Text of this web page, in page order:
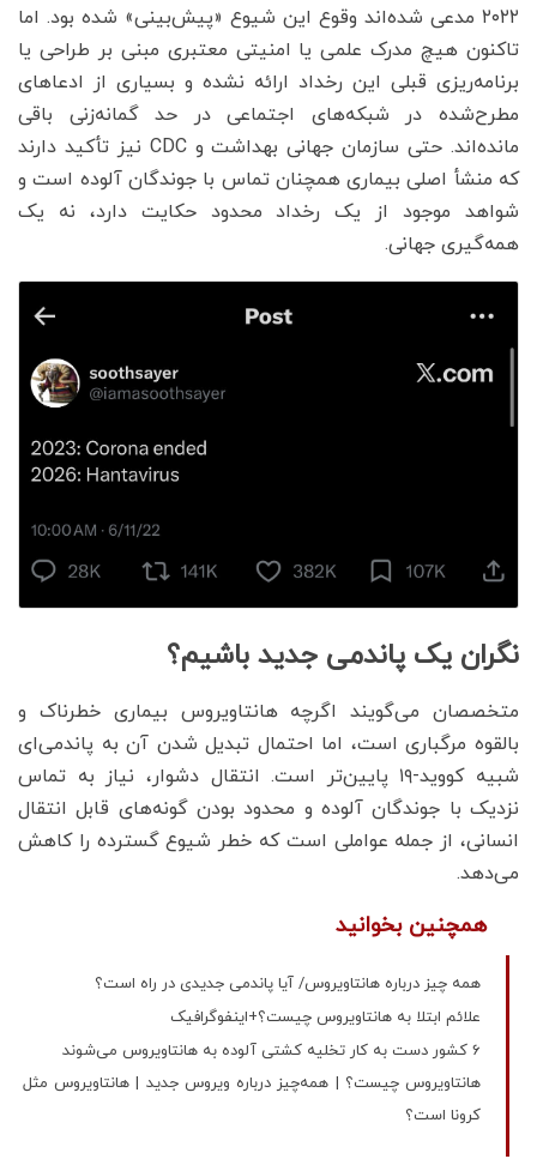
۲۰۲۲ مدعی شده‌اند وقوع این شیوع «پیش‌بینی» شده بود. اما
تاکنون هیچ مدرک علمی یا امنیتی معتبری مبنی بر طراحی یا
برنامه‌ریزی قبلی این رخداد ارائه نشده و بسیاری از ادعاهای
مطرح‌شده در شبکه‌های اجتماعی در حد گمانه‌زنی باقی
مانده‌اند. حتی سازمان جهانی بهداشت و CDC نیز تأکید دارند
که منشأ اصلی بیماری همچنان تماس با جوندگان آلوده است و
شواهد موجود از یک رخداد محدود حکایت دارد، نه یک
همه‌گیری جهانی.
نگران یک پاندمی جدید باشیم؟
متخصصان می‌گویند اگرچه هانتاویروس بیماری خطرناک و
بالقوه مرگباری است، اما احتمال تبدیل شدن آن به پاندمی‌ای
شبیه کووید-۱۹ پایین‌تر است. انتقال دشوار، نیاز به تماس
نزدیک با جوندگان آلوده و محدود بودن گونه‌های قابل انتقال
انسانی، از جمله عواملی است که خطر شیوع گسترده را کاهش
می‌دهد.
همچنین بخوانید
همه چیز درباره هانتاویروس/ آیا پاندمی جدیدی در راه است؟
علائم ابتلا به هانتاویروس چیست؟+اینفوگرافیک
6 کشور دست به کار تخلیه کشتی آلوده به هانتاویروس می‌شوند
هانتاویروس چیست؟ | همه‌چیز درباره ویروس جدید | هانتاویروس مثل
کرونا است؟